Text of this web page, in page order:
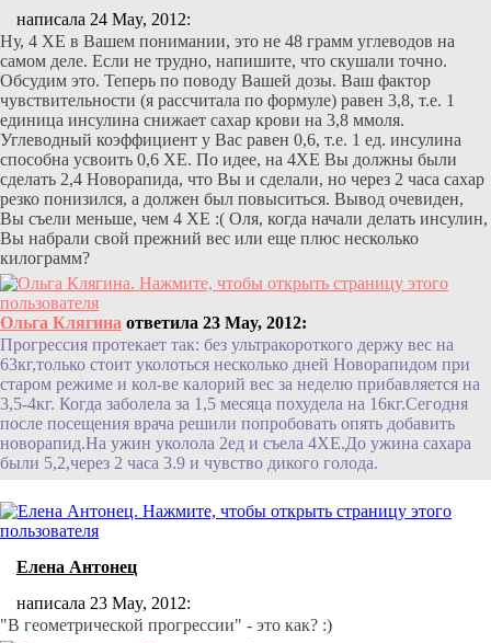
написала 24 May, 2012:
Ну, 4 ХЕ в Вашем понимании, это не 48 грамм углеводов на
самом деле. Если не трудно, напишите, что скушали точно.
Обсудим это. Теперь по поводу Вашей дозы. Ваш фактор
чувствительности (я рассчитала по формуле) равен 3,8, т.е. 1
единица инсулина снижает сахар крови на 3,8 ммоля.
Углеводный коэффициент у Вас равен 0,6, т.е. 1 ед. инсулина
способна усвоить 0,6 ХЕ. По идее, на 4ХЕ Вы должны были
сделать 2,4 Новорапида, что Вы и сделали, но через 2 часа сахар
резко понизился, а должен был повыситься. Вывод очевиден,
Вы съели меньше, чем 4 ХЕ :( Оля, когда начали делать инсулин,
Вы набрали свой прежний вес или еще плюс несколько
килограмм?
Ольга Клягина ответила 23 May, 2012:
Прогрессия протекает так: без ультракороткого держу вес на
63кг,только стоит уколоться несколько дней Новорапидом при
старом режиме и кол-ве калорий вес за неделю прибавляется на
3,5-4кг. Когда заболела за 1,5 месяца похудела на 16кг.Сегодня
после посещения врача решили попробовать опять добавить
новорапид.На ужин уколола 2ед и съела 4ХЕ.До ужина сахара
были 5,2,через 2 часа 3.9 и чувство дикого голода.
Елена Антонец
написала 23 May, 2012:
"В геометрической прогрессии" - это как? :)